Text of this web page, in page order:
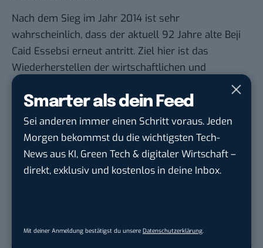
Smarter als dein Feed
Sei anderen immer einen Schritt voraus. Jeden
Morgen bekommst du die wichtigsten Tech-
News aus KI, Green Tech & digitaler Wirtschaft –
direkt, exklusiv und kostenlos in deine Inbox.
Mit deiner Anmeldung bestätigst du unsere Datenschutzerklärung.
Nach dem Sieg im Jahr 2014 ist sehr
wahrscheinlich, dass der aktuell 92 Jahre alte Beji
Caid Essebsi erneut antritt. Ziel hier ist das
Wiederherstellen der wirtschaftlichen und
politischen Stabilität und die Bekämpfung von
Arbeitslosigkeit, steigenden Lebenshaltungskosten
und der teils schlechten Sicherheitslage. Die Wähler
sind aktuell im Land sehr verzweifelt, was durch
eine Wahlbeteiligung von 33,7 Prozent im Mai 2018
(Kommunalwahlen) unterstrichen wird. Erst